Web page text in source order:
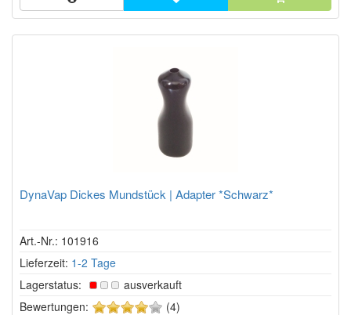
DynaVap Dickes Mundstück | Adapter *Schwarz*
Art.-Nr.: 101916
Lieferzeit: 1-2 Tage
Lagerstatus:
ausverkauft
Bewertungen:
4(4)